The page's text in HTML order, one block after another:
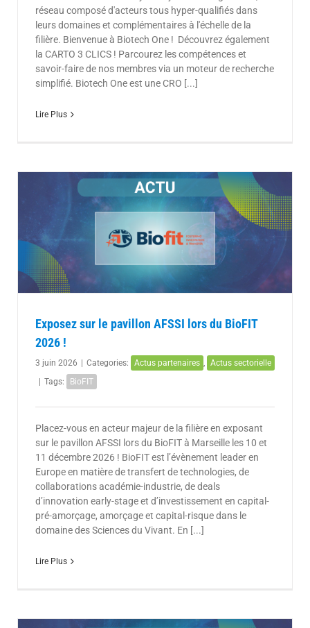
réseau composé d'acteurs tous hyper-qualifiés dans
leurs domaines et complémentaires à l'échelle de la
filière. Bienvenue à Biotech One ! Découvrez également
la CARTO 3 CLICS ! Parcourez les compétences et
savoir-faire de nos membres via un moteur de recherche
simplifié. Biotech One est une CRO [...]
Lire Plus
Exposez sur le pavillon AFSSI lors du BioFIT
2026 !
3 juin 2026 | Categories: Actus partenaires
Actus sectorielle
| Tags: BioFIT
Placez-vous en acteur majeur de la filière en exposant
sur le pavillon AFSSI lors du BioFIT à Marseille les 10 et
11 décembre 2026 ! BioFIT est l’évènement leader en
Europe en matière de transfert de technologies, de
collaborations académie-industrie, de deals
d’innovation early-stage et d’investissement en capital-
pré-amorçage, amorçage et capital-risque dans le
domaine des Sciences du Vivant. En [...]
Lire Plus